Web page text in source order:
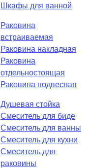
Шкафы для ванной
Раковина
встраиваемая
Раковина накладная
Раковина
отдельностоящая
Раковина подвесная
Душевая стойка
Смеситель для биде
Смеситель для ванны
Смеситель для кухни
Смеситель для
раковины